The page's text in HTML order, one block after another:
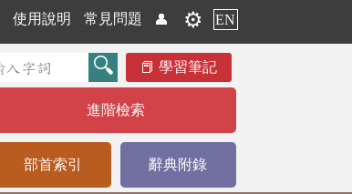
使用說明 常見問題 👤 ⚙️ EN
學習筆記
進階檢索
部首索引 辭典附錄